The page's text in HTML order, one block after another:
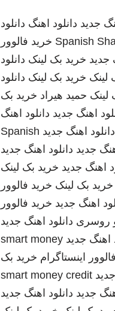
جدید دانلود اهنگ دانلود
Spanish خرید فالوور
جدید خرید بک لینک دانلود
لینک خرید بک لینک دانلود
لینک حمید هیراد خرید بک
اهنگ جدید دانلود اهنگ
دانلود اهنگ جدید Spanish
جدید دانلود اهنگ جدید
اهنگ جدید خرید بک لینک
خرید بک لینک خرید فالوور
اهنگ جدید خرید فالوور
روسری دانلود اهنگ جدید
اهنگ جدید smart money
اینستاگرام خرید بک
smart money credit
جدید دانلود اهنگ جدید